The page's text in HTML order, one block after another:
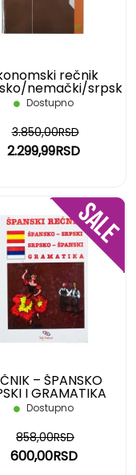
rečnik
nemački/srpsk
i
Dostupno
2.299,99RSD
3.850,00RSD
– ŠPANSKO
I GRAMATIKA
Dostupno
600,00RSD
858,00RSD
NA